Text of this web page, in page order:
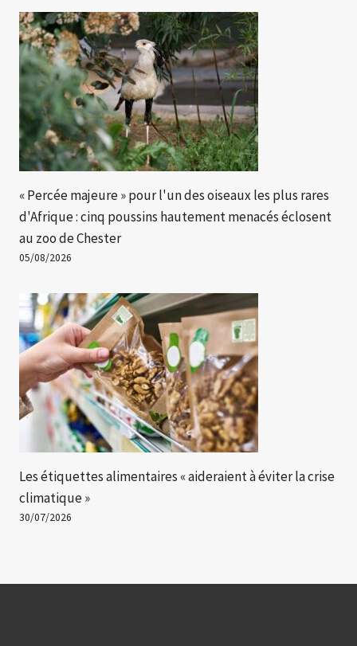
« Percée majeure » ​​pour l'un des oiseaux les plus rares
d'Afrique : cinq poussins hautement menacés éclosent
au zoo de Chester
05/08/2026
Les étiquettes alimentaires « aideraient à éviter la crise
climatique »
30/07/2026